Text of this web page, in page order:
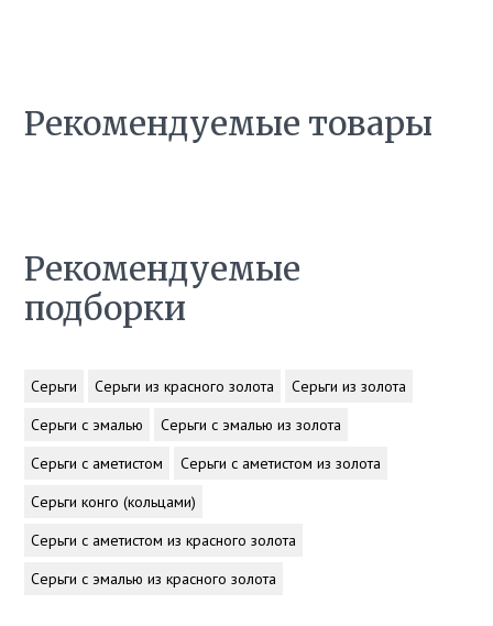
Рекомендуемые товары
Рекомендуемые
подборки
Серьги Серьги из красного золота
Серьги из золота
Серьги с эмалью
Серьги с эмалью из золота
Серьги с аметистом
Серьги с аметистом из золота
Серьги конго (кольцами)
Серьги с аметистом из красного золота
Серьги с эмалью из красного золота